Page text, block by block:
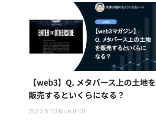
【web3】Q. メタバース上の土地を
販売するといくらになる？
2022.5.23 Mon 0:00